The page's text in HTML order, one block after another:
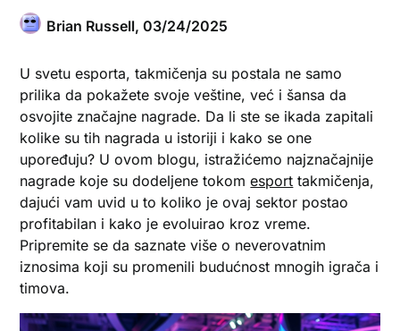
Brian Russell,03/24/2025
U svetu esporta, takmičenja su postala ne samo
prilika da pokažete svoje veštine, već i šansa da
osvojite značajne nagrade. Da li ste se ikada zapitali
kolike su tih nagrada u istoriji i kako se one
upoređuju? U ovom blogu, istražićemo najznačajnije
nagrade koje su dodeljene tokomesport takmičenja,
dajući vam uvid u to koliko je ovaj sektor postao
profitabilan i kako je evoluirao kroz vreme.
Pripremite se da saznate više o neverovatnim
iznosima koji su promenili budućnost mnogih igrača i
timova.